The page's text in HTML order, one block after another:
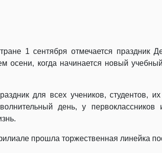
1 сентября отмечается праздник
осени, когда начинается новый
для всех учеников, студентов,
день, у
прошла торжественная линейка